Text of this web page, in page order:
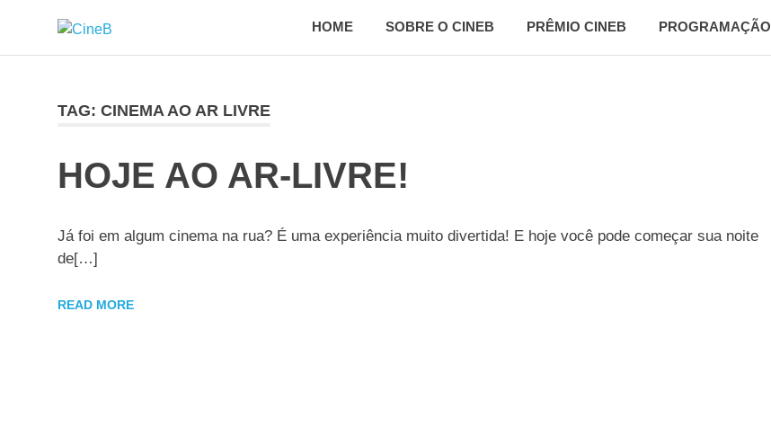
content
do
cinema
brasileiro
HOME SOBRE O CINEB PRÊMIO CINEB PROGRAMAÇÃO
TAG: CINEMA AO AR LIVRE
HOJE AO AR-LIVRE!
Já foi em algum cinema na rua? É uma experiência muito divertida! E hoje você pode começar sua noite
de[…]
READ MORE